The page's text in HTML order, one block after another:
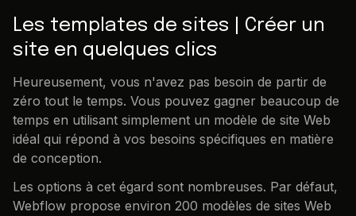
Les templates de sites | Créer un
site en quelques clics
Heureusement, vous n'avez pas besoin de partir de
zéro tout le temps. Vous pouvez gagner beaucoup de
temps en utilisant simplement un modèle de site Web
idéal qui répond à vos besoins spécifiques en matière
de conception.
Les options à cet égard sont nombreuses. Par défaut,
Webflow propose environ 200 modèles de sites Web